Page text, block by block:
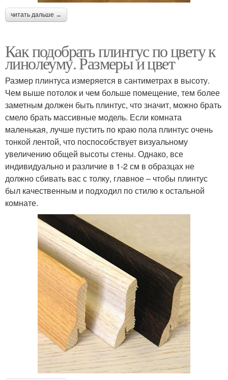
читать дальше →
Как подобрать плинтус по цвету к
линолеуму. Размеры и цвет
Размер плинтуса измеряется в сантиметрах в высоту.
Чем выше потолок и чем больше помещение, тем более
заметным должен быть плинтус, что значит, можно брать
смело брать массивные модель. Если комната
маленькая, лучше пустить по краю пола плинтус очень
тонкой лентой, что поспособствует визуальному
увеличению общей высоты стены. Однако, все
индивидуально и различие в 1-2 см в образцах не
должно сбивать вас с толку, главное – чтобы плинтус
был качественным и подходил по стилю к остальной
комнате.